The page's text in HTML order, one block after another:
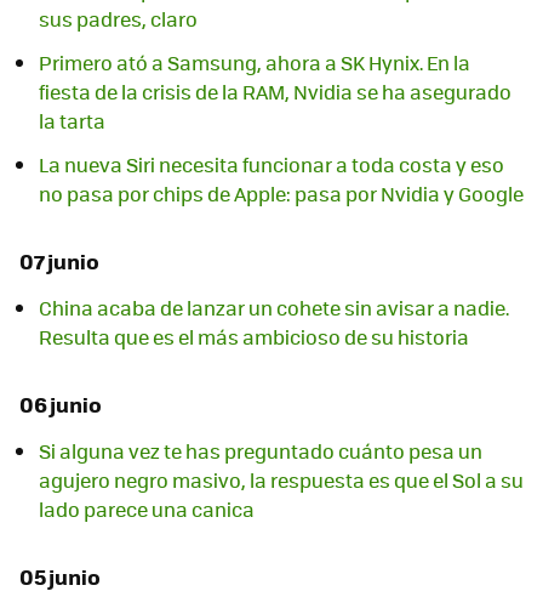
sus padres, claro
Primero ató a Samsung, ahora a SK Hynix. En la
fiesta de la crisis de la RAM, Nvidia se ha asegurado
la tarta
La nueva Siri necesita funcionar a toda costa y eso
no pasa por chips de Apple: pasa por Nvidia y Google
07 junio
China acaba de lanzar un cohete sin avisar a nadie.
Resulta que es el más ambicioso de su historia
06 junio
Si alguna vez te has preguntado cuánto pesa un
agujero negro masivo, la respuesta es que el Sol a su
lado parece una canica
05 junio